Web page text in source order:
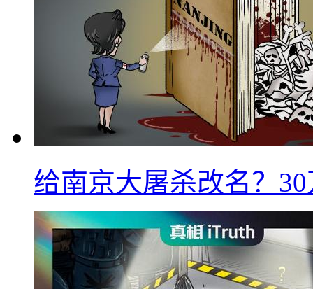
给南京大屠杀改名？